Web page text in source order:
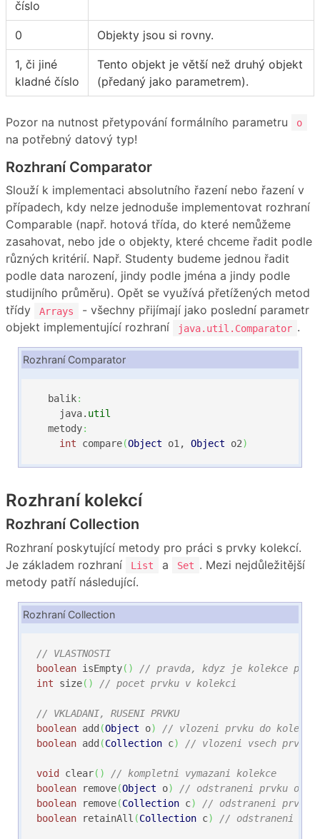
číslo
0 Objekty jsou si rovny.
1, či jiné
kladné číslo
Tento objekt je větší než druhý objekt
(předaný jako parametrem).
Pozor na nutnost přetypování formálního parametru o
na potřebný datový typ!
Rozhraní Comparator
Slouží k implementaci absolutního řazení nebo řazení v
případech, kdy nelze jednoduše implementovat rozhraní
Comparable (např. hotová třída, do které nemůžeme
zasahovat, nebo jde o objekty, které chceme řadit podle
různých kritérií. Např. Studenty budeme jednou řadit
podle data narození, jindy podle jména a jindy podle
studijního průměru). Opět se využívá přetížených metod
třídy
Arrays
- všechny přijímají jako poslední parametr
objekt implementující rozhraní
java.util.Comparator .
Rozhraní Comparator
  balik
:
    java.
util
  metody
:
int compare(Object o1, Object o2)
Rozhraní kolekcí
Rozhraní Collection
Rozhraní poskytující metody pro práci s prvky kolekcí.
Je základem rozhraní
List a Set . Mezi nejdůležitější
metody patří následující.
Rozhraní Collection
// VLASTNOSTI
boolean isEmpty( )
// pravda, kdyz je kolekce
int size( ) // pocet prvku v kolekci
// VKLADANI, RUSENI PRVKU
boolean add (Object o)
// vlozeni prvku do kolekce
boolean add (Collection c) // vlozeni vsech prvku
void clear( )
// kompletni vymazani kolekce
boolean remove(Object o)
// odstraneni prvku o
boolean remove(Collection c)
// odstraneni
boolean retainAll (Collection c) // odstraneni